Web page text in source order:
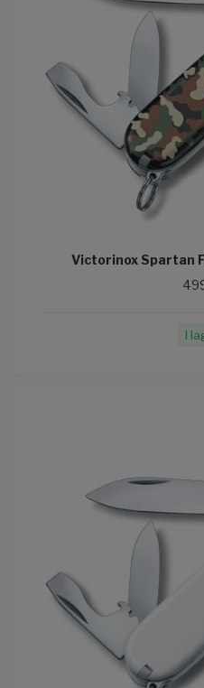
Victorinox Spartan
I